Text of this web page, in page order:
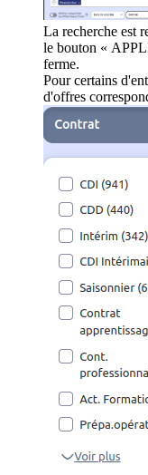
La recherche est
le bouton «
ferme.
Pour certains
d'offres